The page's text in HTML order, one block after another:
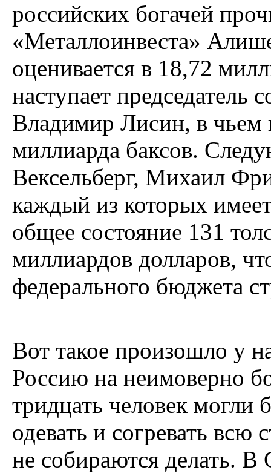
российских богачей
«Металлоинвеста»
оценивается в 18,72
наступает
Владимир Лисин, в чьем
миллиарда баксов.
Вексельберг, Михаил
каждый из которых
общее состояние 131
миллиардов долларов,
федерального бюджета
Вот такое произошло у
Россию на неимоверно
тридцать человек
одевать и согревать всю
не собираются делать.